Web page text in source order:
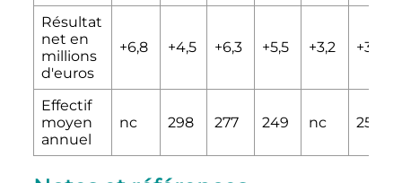
Résultat
net en
millions
d'euros
+6,8 +4,5 +6,3 +5,5 +3,2 +3,3
Effectif
moyen
annuel
nc 298 277 249 nc 251